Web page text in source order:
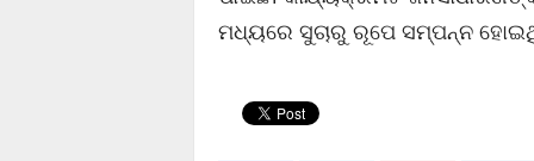
ମଧ୍ୟରେ ସୁଚାରୁ ରୂପେ ସମ୍ପନ୍ନ